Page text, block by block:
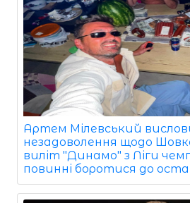
Артем Мілевський
незадоволення щодо
виліт "Динамо" з Ліги
повинні боротися до